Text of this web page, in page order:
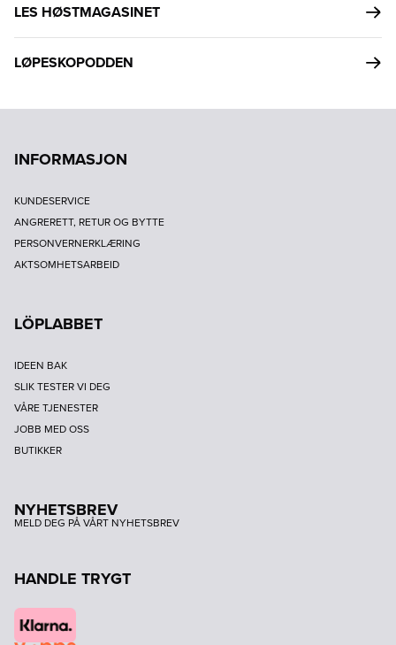
LES HØSTMAGASINET
LØPESKOPODDEN
INFORMASJON
KUNDESERVICE
ANGRERETT, RETUR OG BYTTE
PERSONVERNERKLÆRING
AKTSOMHETSARBEID
LÖPLABBET
IDEEN BAK
SLIK TESTER VI DEG
VÅRE TJENESTER
JOBB MED OSS
BUTIKKER
NYHETSBREV
MELD DEG PÅ VÅRT NYHETSBREV
HANDLE TRYGT